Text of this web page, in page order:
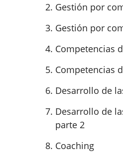
Gestión por
Gestión por
Competencias
Competencias
Desarrollo de
Desarrollo de
parte 2
Coaching